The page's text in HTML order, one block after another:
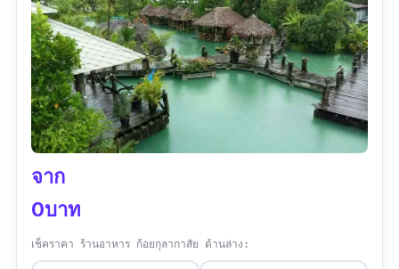
https://goo.gl/maps/fvFfxvmbxa4pKeJr8?
coh=178571&entry=tt
เบอร์โทร :075 637 195
เวลาทำการ : 11:00 - 23:59 น. เปิดทุกวัน
เมนูแนะนำ :แกงคั่วปูใบชะพลู,แซลมอนดองซี
อิ้ว,ข้าวผัดสัปปะรด,น้ำมะพร้าว
รีวิว : “ร้านอาหารวิวดีมาก อยู่บนยอดเขา มองเห็น
อาหารรสชาติทำได้ดีใช้ได้ แต่ไม่ค่อยจัดจ้าน
จาก
0บาท
เช็คราคา ร้านอาหาร ก้อยกุลากาสัย ด้านล่าง: